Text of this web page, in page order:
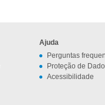
Ajuda
Perguntas
Proteção de
Acessibilidade